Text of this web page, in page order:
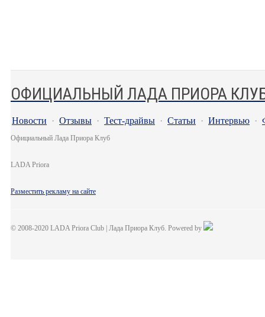
ОФИЦИАЛЬНЫЙ ЛАДА ПРИОРА
Новости · Отзывы · Тест-драйвы · Статьи · Интервью ·
Официальный Лада Приора Клуб
LADA Priora
Разместить рекламу на сайте
© 2008-2020 LADA Priora Club | Лада Приора Клуб. Powered by